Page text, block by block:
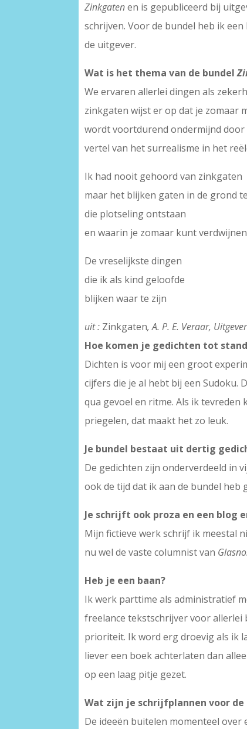
Zinkgatenen is gepubliceerd bij
schrijven. Voor de bundel heb ik
de uitgever.
Wat is het thema van de bundel
We ervaren allerlei dingen als
zinkgaten wijst er op dat je zomaar
wordt voortdurend ondermijnd door
vertel van het surrealisme in het
Ik had nooit gehoord van zinkgaten
maar het blijken gaten in de grond
die plotseling ontstaan
en waarin je zomaar kunt verdwijnen
De vreselijkste dingen
die ik als kind geloofde
blijken waar te zijn
uit : Zinkgaten, A. P. E. Veraar,
Hoe komen je gedichten tot
Dichten is voor mij een groot
cijfers die je al hebt bij een Sudoku.
qua gevoel en ritme. Als ik
priegelen, dat maakt het zo leuk.
Je bundel bestaat uit dertig
De gedichten zijn onderverdeeld in
ook de tijd dat ik aan de bundel heb
Je schrijft ook proza en een blog
Mijn fictieve werk schrijf ik meestal
nu wel de vaste columnist van
Heb je een baan?
Ik werk parttime als administratief
freelance tekstschrijver voor
prioriteit. Ik word erg droevig als ik
liever een boek achterlaten dan
op een laag pitje gezet.
Wat zijn je schrijfplannen voor
De ideeën buitelen momenteel over